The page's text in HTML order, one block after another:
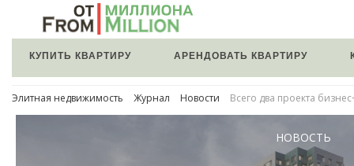
КУПИТЬ КВАРТИРУ АРЕНДОВАТЬ КВАРТИРУ
Элитная недвижимость Журнал Новости Всего два проекта
НОВОСТЬ